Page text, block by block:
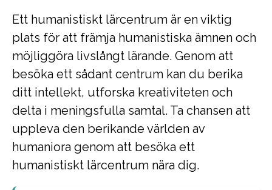
Ett humanistiskt lärcentrum är en viktig
plats för att främja humanistiska ämnen och
möjliggöra livslångt lärande. Genom att
besöka ett sådant centrum kan du berika
ditt intellekt, utforska kreativiteten och
delta i meningsfulla samtal. Ta chansen att
uppleva den berikande världen av
humaniora genom att besöka ett
humanistiskt lärcentrum nära dig.